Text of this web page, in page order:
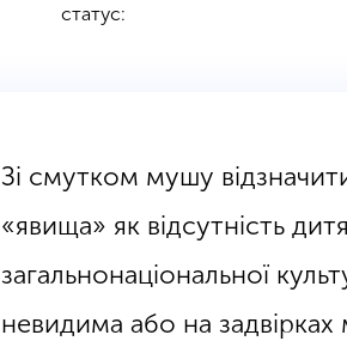
статус:
Зі смутком мушу
«явища» як відсутність
загальнонаціональної
невидима або на задвірках